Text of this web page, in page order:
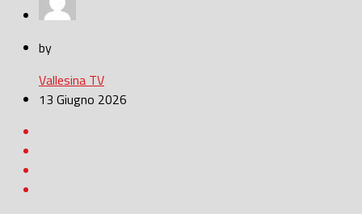
by
Vallesina TV
13 Giugno 2026